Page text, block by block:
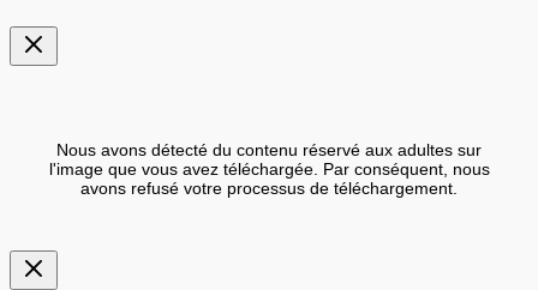
Nous avons détecté du contenu réservé aux adultes sur
l'image que vous avez téléchargée. Par conséquent, nous
avons refusé votre processus de téléchargement.